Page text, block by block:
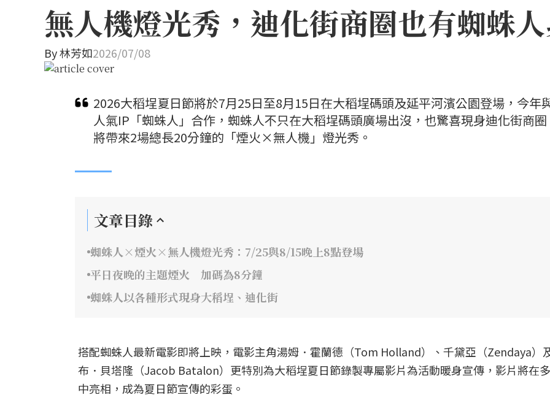
無人機燈光秀，迪化街商圈也有蜘蛛
By林芳如2026/07/08
2026大稻埕夏日節將於7月25日至8月15日在大稻埕碼頭及延平河濱公園登場，今年
人氣IP「蜘蛛人」合作，蜘蛛人不只在大稻埕碼頭廣場出沒，也驚喜現身迪化街商
將帶來2場總長20分鐘的「煙火×無人機」燈光秀。
文章目錄
蜘蛛人×煙火×無人機燈光秀：7/25與8/15晚上8點登場
平日夜晚的主題煙火 加碼為8分鐘
蜘蛛人以各種形式現身大稻埕、迪化街
搭配蜘蛛人最新電影即將上映，電影主角湯姆．霍蘭德（Tom Holland）、千黛亞（Zendaya）
布．貝塔隆（Jacob Batalon）更特別為大稻埕夏日節錄製專屬影片為活動暖身宣傳，影片將在
中亮相，成為夏日節宣傳的彩蛋。